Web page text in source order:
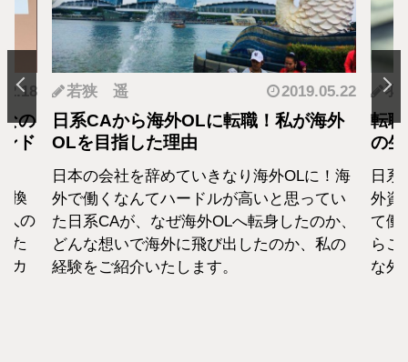
の
ド
換
人の
た
カ
若狭 遥 2019.05.22
日系CAから海外OLに転職！私が海外
OLを目指した理由
日本の会社を辞めていきなり海外OLに！海
外で働くなんてハードルが高いと思ってい
た日系CAが、なぜ海外OLへ転身したのか、
どんな想いで海外に飛び出したのか、私の
経験をご紹介いたします。
羽
転
の
日
外資
て働
らこ
な外